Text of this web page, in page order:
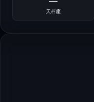
天秤座